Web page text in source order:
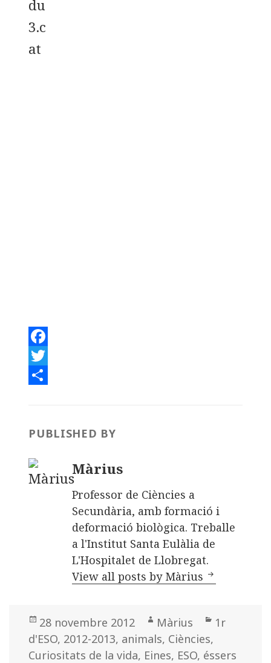
F
a
b
o
T
t
e
m
a
PUBLISHED BY
Màrius
Professor de Ciències a
Secundària, amb formació i
deformació biològica. Treballe
a l'Institut Santa Eulàlia de
L'Hospitalet de Llobregat.
View all posts by Màrius
Posted
on
28 novembre 2012 Author
Màrius Categories
1r
d'ESO, 2012-2013, animals, Ciències,
Curiositats de la vida, Eines, ESO, éssers